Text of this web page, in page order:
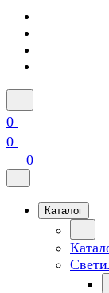
0
0
0
Каталог